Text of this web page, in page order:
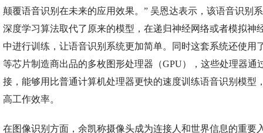
颠覆语音识别在未来的应用效果。” 吴恩达表示，该语音识别
深度学习算法取代了原来的模型，在递归神经网络或者模拟神
中进行训练，让语音识别系统更加简单。同时这套系统还使用
等芯片制造商出品的多枚图形处理器（GPU），这些处理器通
接，能够用比普通计算机处理器更快的速度训练语音识别模型
高工作效率。
在图像识别方面，余凯称摄像头成为连接人和世界信息的重要